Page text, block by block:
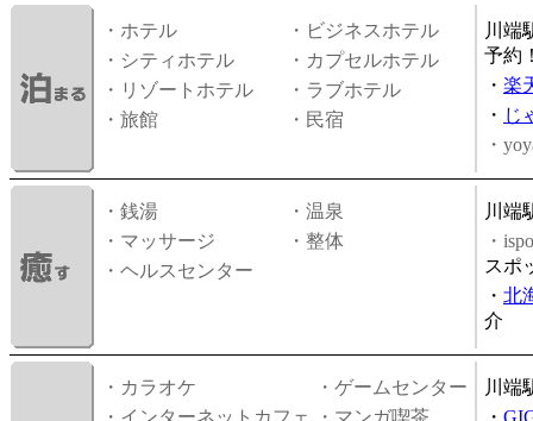
・ホテル
・ビジネスホテル
・シティホテル
・カプセルホテル
・リゾートホテル
・ラブホテル
・旅館
・民宿
川端
予約
・ 楽
・ じ
・
・銭湯
・温泉
・マッサージ
・整体
・ヘルスセンター
川端
・
スポ
・ 北
介
・カラオケ
・ゲームセンター
・インターネットカフェ
・マンガ喫茶
川端
・